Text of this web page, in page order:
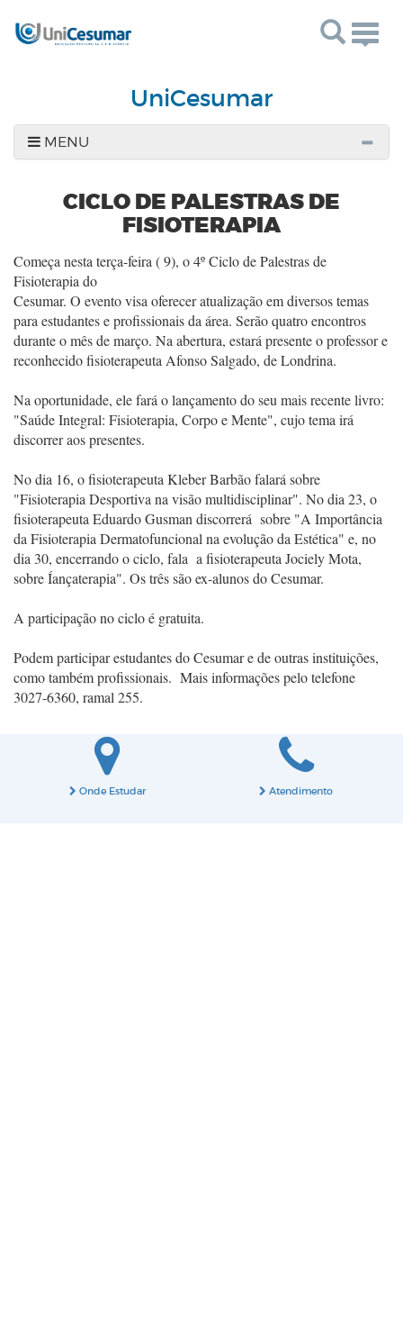
UniCesumar
MENU
CICLO DE PALESTRAS DE
FISIOTERAPIA
Começa nesta terça-feira ( 9), o 4º Ciclo de Palestras de
Fisioterapia do
Cesumar. O evento visa oferecer atualização em diversos temas
para estudantes eprofissionais da área. Serão quatro encontros
durante o mês de março. Na abertura, estará presente o professor e
reconhecido fisioterapeuta AfonsoSalgado, de Londrina.
Na oportunidade, ele fará o lançamento do seu maisrecente livro:
"Saúde Integral: Fisioterapia, Corpo e Mente", cujo tema irá
discorrer aos presentes.
No dia 16, o fisioterapeuta Kleber Barbão falará sobre
"Fisioterapia Desportiva na visão multidisciplinar". No dia 23, o
fisioterapeuta Eduardo Gusman discorrerá sobre "A Importância
da Fisioterapia Dermatofuncional na evoluçãoda Estética" e, no
dia 30, encerrando o ciclo, fala a fisioterapeuta JocielyMota,
sobre Íançaterapia". Os três são ex-alunos do Cesumar.
A participação no ciclo é gratuita.
Podem participar estudantes do Cesumar e deoutras instituições,
como também profissionais. Mais informações pelo telefone
3027-6360, ramal 255.
Onde Estudar Atendimento